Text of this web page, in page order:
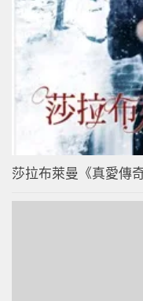
莎拉布萊曼《真愛傳